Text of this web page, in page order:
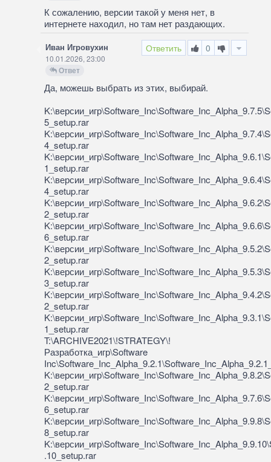
К сожалению, версии такой у меня нет, в
интернете находил, но там нет раздающих.
Ответить 0
Иван Игровухин
10.01.2026, 23:00
Ответ
Да, можешь выбрать из этих, выбирай.
5_setup.rar
4_setup.rar
1_setup.rar
4_setup.rar
2_setup.rar
6_setup.rar
2_setup.rar
3_setup.rar
2_setup.rar
1_setup.rar
T:\ARCHIVE2021\!STRATEGY\!
Разработка_игр\Software
2_setup.rar
6_setup.rar
8_setup.rar
.10_setup.rar